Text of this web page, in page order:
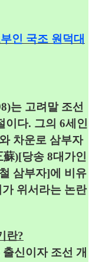
인 국조 원덕대
는 고려말 조선
이다. 그의 6세인
차운로 삼부자
蘇)[당송 8대가인
삼부자]에 비유
가 위서라는 논란
란?
신이자 조선 개